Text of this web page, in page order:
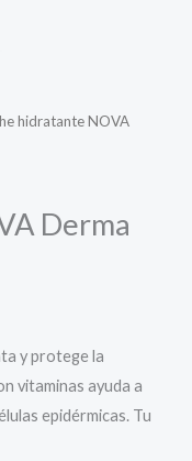
hidratante NOVA
Derma
y protege la
vitaminas ayuda a
epidérmicas. Tu